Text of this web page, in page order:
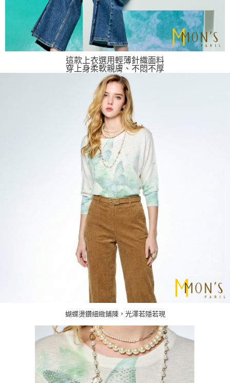
這款上衣選用輕薄針織面料
穿上身柔軟親膚、不悶不厚
蝴蝶燙鑽細緻鋪陳，光澤若隱若現